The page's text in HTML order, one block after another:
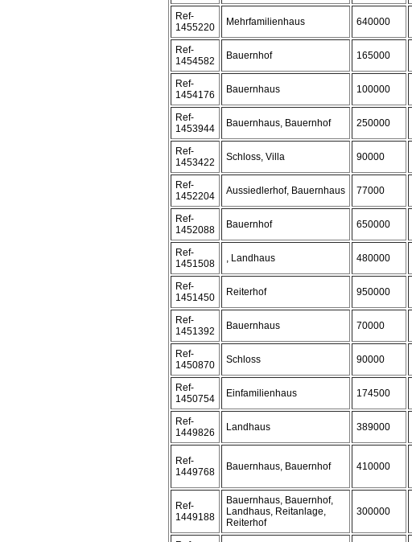
Ref-
1455220
Mehrfamilienhaus 640000
Ref-
1454582
Bauernhof 165000
Ref-
1454176
Bauernhaus 100000
Ref-
1453944
Bauernhaus, Bauernhof 250000
Ref-
1453422
Schloss, Villa 90000
Ref-
1452204
Aussiedlerhof, Bauernhaus 77000
Ref-
1452088
Bauernhof 650000
Ref-
1451508
, Landhaus 480000
Ref-
1451450
Reiterhof 950000
Ref-
1451392
Bauernhaus 70000
Ref-
1450870
Schloss 90000
Ref-
1450754
Einfamilienhaus 174500
Ref-
1449826
Landhaus 389000
Ref-
1449768
Bauernhaus, Bauernhof 410000
Ref-
1449188
Bauernhaus, Bauernhof,
Landhaus, Reitanlage,
Reiterhof
300000